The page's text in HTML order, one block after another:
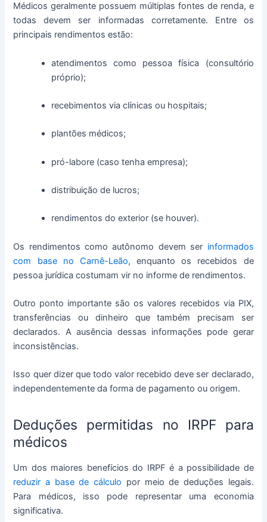
Médicos geralmente possuem múltiplas fontes de renda, e
todas devem ser informadas corretamente. Entre os
principais rendimentos estão:
atendimentos como pessoa física (consultório
próprio);
recebimentos via clínicas ou hospitais;
plantões médicos;
pró-labore (caso tenha empresa);
distribuição de lucros;
rendimentos do exterior (se houver).
Os rendimentos como autônomo devem ser informados
com base no Carnê-Leão, enquanto os recebidos de
pessoa jurídica costumam vir no informe de rendimentos.
Outro ponto importante são os valores recebidos via PIX,
transferências ou dinheiro que também precisam ser
declarados. A ausência dessas informações pode gerar
inconsistências.
Isso quer dizer que todo valor recebido deve ser declarado,
independentemente da forma de pagamento ou origem.
Deduções permitidas no IRPF para
médicos
Um dos maiores benefícios do IRPF é a possibilidade de
reduzir a base de cálculo por meio de deduções legais.
Para médicos, isso pode representar uma economia
significativa.